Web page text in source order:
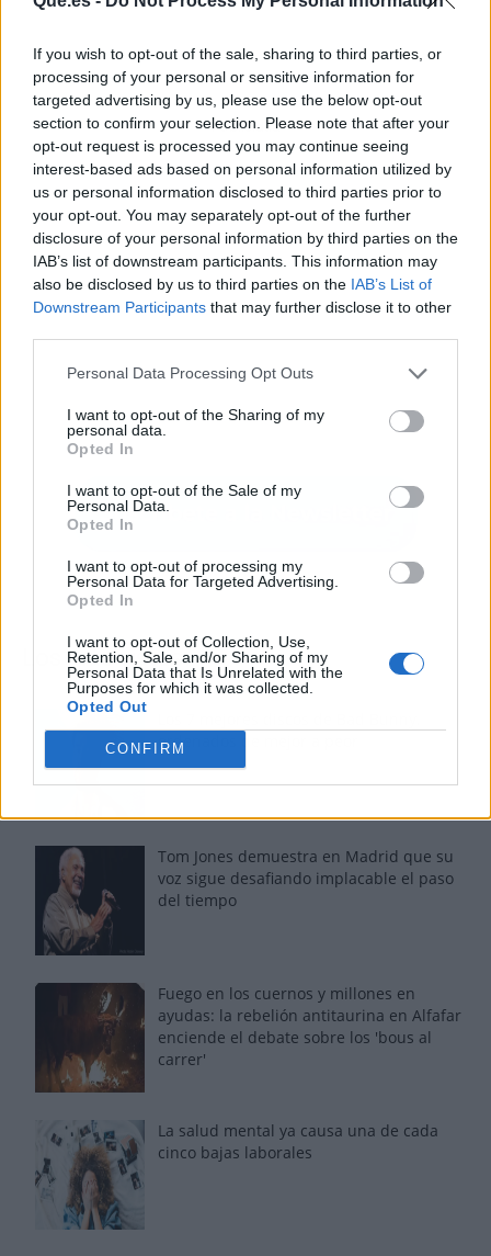
If you wish to opt-out of the sale, sharing to third parties, or
processing of your personal or sensitive information for
targeted advertising by us, please use the below opt-out
section to confirm your selection. Please note that after your
opt-out request is processed you may continue seeing
interest-based ads based on personal information utilized by
us or personal information disclosed to third parties prior to
your opt-out. You may separately opt-out of the further
disclosure of your personal information by third parties on the
IAB’s list of downstream participants. This information may
also be disclosed by us to third parties on the IAB’s List of
Downstream Participants that may further disclose it to other
Personal Data Processing Opt Outs
I want to opt-out of the Sharing of my
personal data.
Opted In
I want to opt-out of the Sale of my
Personal Data.
Opted In
I want to opt-out of processing my
Personal Data for Targeted Advertising.
Opted In
I want to opt-out of Collection, Use,
Retention, Sale, and/or Sharing of my
Personal Data that Is Unrelated with the
Purposes for which it was collected.
Opted Out
CONFIRM
Publicidad
Los más vistos
ordenados de mejor a peor
Tom Jones demuestra en Madrid que su
voz sigue desafiando implacable el paso
del tiempo
Fuego en los cuernos y millones en
ayudas: la rebelión antitaurina en Alfafar
enciende el debate sobre los 'bous al
carrer'
La salud mental ya causa una de cada
cinco bajas laborales